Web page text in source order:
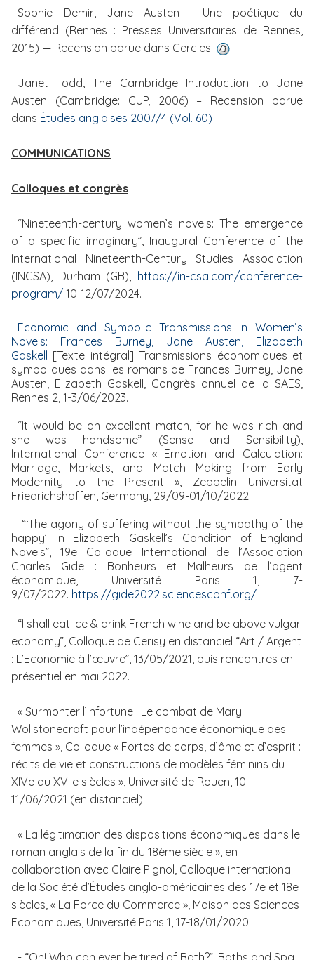
Sophie Demir, Jane Austen : Une poétique du
différend (Rennes : Presses Universitaires de Rennes,
2015) — Recension parue dans Cercles
Janet Todd, The Cambridge Introduction to Jane
Austen (Cambridge: CUP, 2006) – Recension parue
dans Études anglaises 2007/4 (Vol. 60)
COMMUNICATIONS
Colloques et congrès
“Nineteenth-century women’s novels: The emergence
of a specific imaginary”, Inaugural Conference of the
International Nineteenth-Century Studies Association
(INCSA), Durham (GB), https://in-csa.com/conference-
program/ 10-12/07/2024.
Economic and Symbolic Transmissions in Women’s
Novels: Frances Burney, Jane Austen, Elizabeth
Gaskell [Texte intégral] Transmissions économiques et
symboliques dans les romans de Frances Burney, Jane
Austen, Elizabeth Gaskell, Congrès annuel de la SAES,
Rennes 2, 1-3/06/2023.
“It would be an excellent match, for he was rich and
she was handsome” (Sense and Sensibility),
International Conference « Emotion and Calculation:
Marriage, Markets, and Match Making from Early
Modernity to the Present », Zeppelin Universitat
Friedrichshaffen, Germany, 29/09-01/10/2022.
“‘The agony of suffering without the sympathy of the
happy’ in Elizabeth Gaskell’s Condition of England
Novels”, 19e Colloque International de l’Association
Charles Gide : Bonheurs et Malheurs de l’agent
économique, Université Paris 1, 7-
9/07/2022. https://gide2022.sciencesconf.org/
“I shall eat ice & drink French wine and be above vulgar
economy”, Colloque de Cerisy en distanciel “Art / Argent
: L’Economie à l’œuvre”, 13/05/2021, puis rencontres en
présentiel en mai 2022.
« Surmonter l’infortune : Le combat de Mary
Wollstonecraft pour l’indépendance économique des
femmes », Colloque « Fortes de corps, d’âme et d’esprit :
récits de vie et constructions de modèles féminins du
XIVe au XVIIe siècles », Université de Rouen, 10-
11/06/2021 (en distanciel).
« La légitimation des dispositions économiques dans le
roman anglais de la fin du 18ème siècle », en
collaboration avec Claire Pignol, Colloque international
de la Société d’Études anglo-américaines des 17e et 18e
siècles, « La Force du Commerce », Maison des Sciences
Economiques, Université Paris 1, 17-18/01/2020.
- “Oh! Who can ever be tired of Bath?”, Baths and Spa